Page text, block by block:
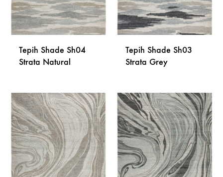
Tepih Shade Sh04
Strata Natural
DODAJ
NA
LISTU
ŽELJA
Tepih Shade Sh03
Strata Grey
NA
LISTU
ŽELJA